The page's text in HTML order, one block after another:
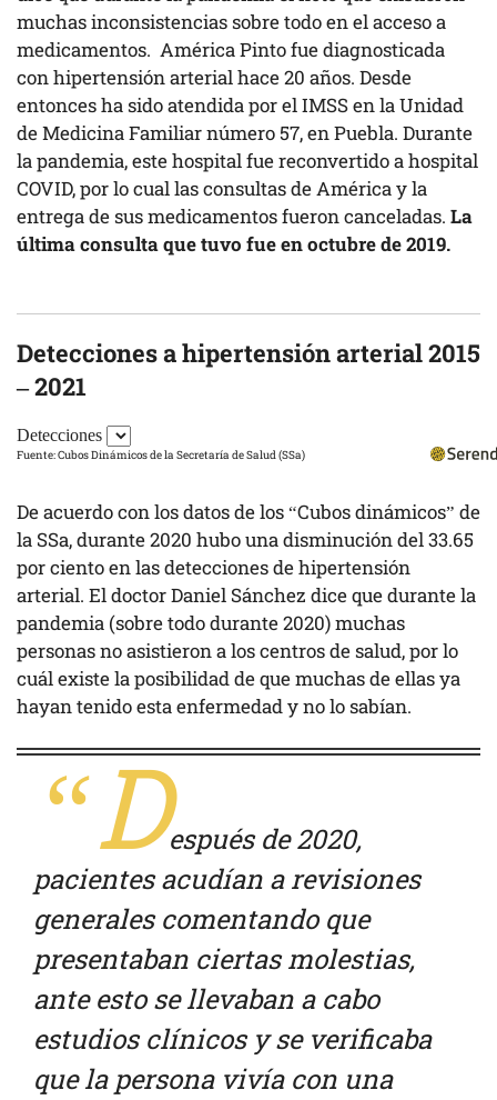
muchas inconsistencias sobre todo en el acceso a
medicamentos. América Pinto fue diagnosticada
con hipertensión arterial hace 20 años. Desde
entonces ha sido atendida por el IMSS en la Unidad
de Medicina Familiar número 57, en Puebla. Durante
la pandemia, este hospital fue reconvertido a hospital
COVID, por lo cual las consultas de América y la
entrega de sus medicamentos fueron canceladas. La
última consulta que tuvo fue en octubre de 2019.
Detecciones a hipertensión arterial 2015
– 2021
Detecciones
Fuente:Cubos Dinámicos de la Secretaría de Salud (SSa)
De acuerdo con los datos de los “Cubos dinámicos” de
la SSa, durante 2020 hubo una disminución del 33.65
por ciento en las detecciones de hipertensión
arterial. El doctor Daniel Sánchez dice que durante la
pandemia (sobre todo durante 2020) muchas
personas no asistieron a los centros de salud, por lo
cuál existe la posibilidad de que muchas de ellas ya
hayan tenido esta enfermedad y no lo sabían.
“Después de 2020,
pacientes acudían a revisiones
generales comentando que
presentaban ciertas molestias,
ante esto se llevaban a cabo
estudios clínicos y se verificaba
que la persona vivía con una